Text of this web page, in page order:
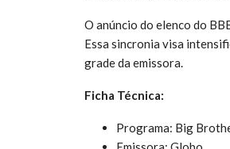
O anúncio do elenco do
Essa sincronia visa
grade da emissora.
Ficha Técnica:
Programa: Big